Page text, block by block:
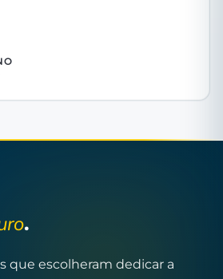
.
que escolheram dedicar a